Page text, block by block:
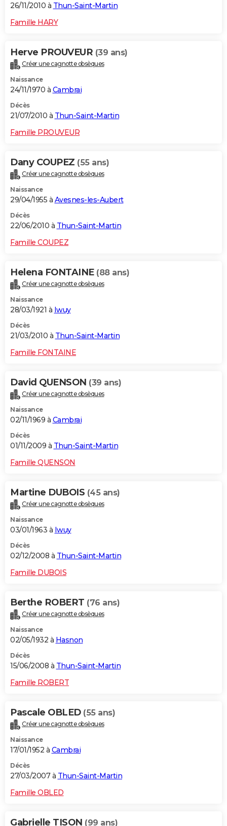
26/11/2010 à Thun-Saint-Martin
Famille HARY
Herve PROUVEUR (39 ans)
Créer une cagnotte obsèques
Naissance
24/11/1970 à Cambrai
Décès
21/07/2010 à Thun-Saint-Martin
Famille PROUVEUR
Dany COUPEZ (55 ans)
Créer une cagnotte obsèques
Naissance
29/04/1955 à Avesnes-les-Aubert
Décès
22/06/2010 à Thun-Saint-Martin
Famille COUPEZ
Helena FONTAINE (88 ans)
Créer une cagnotte obsèques
Naissance
28/03/1921 à Iwuy
Décès
21/03/2010 à Thun-Saint-Martin
Famille FONTAINE
David QUENSON (39 ans)
Créer une cagnotte obsèques
Naissance
02/11/1969 à Cambrai
Décès
01/11/2009 à Thun-Saint-Martin
Famille QUENSON
Martine DUBOIS (45 ans)
Créer une cagnotte obsèques
Naissance
03/01/1963 à Iwuy
Décès
02/12/2008 à Thun-Saint-Martin
Famille DUBOIS
Berthe ROBERT (76 ans)
Créer une cagnotte obsèques
Naissance
02/05/1932 à Hasnon
Décès
15/06/2008 à Thun-Saint-Martin
Famille ROBERT
Pascale OBLED (55 ans)
Créer une cagnotte obsèques
Naissance
17/01/1952 à Cambrai
Décès
27/03/2007 à Thun-Saint-Martin
Famille OBLED
Gabrielle TISON (99 ans)